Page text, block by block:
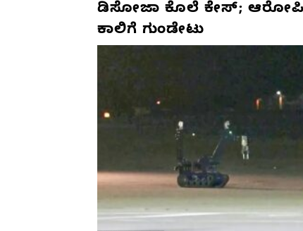
ಡಿಸೋಜಾ ಕೊಲೆ ಕೇಸ್;‌ ಆರೋಪಿ
ಕಾಲಿಗೆ ಗುಂಡೇಟು